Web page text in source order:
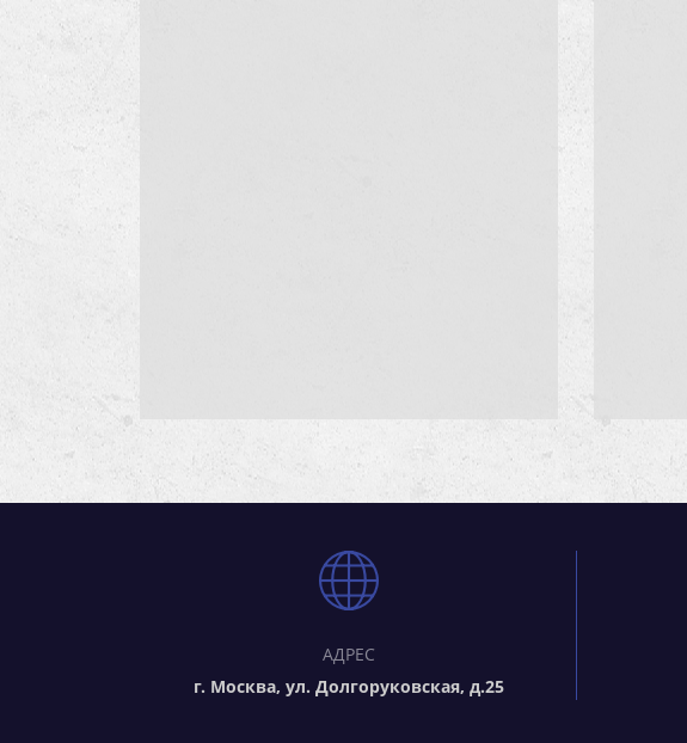
АДРЕС
г. Москва, ул. Долгоруковская, д.25